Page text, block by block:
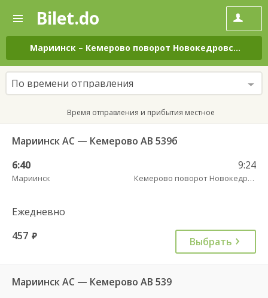
—
Поиск
и
покупка
билетов
на
автобус
онлайн
Bilet.do
Мариинск – Кемерово поворот Новокедровский пов.
По времени отправления
Время отправления и прибытия местное
Мариинск АС — Кемерово АВ 539б
6:40
Мариинск
9:24
Кемерово поворот Новокедровский пов.
Ежедневно
457 руб. Выбрать
Мариинск АС — Кемерово АВ 539